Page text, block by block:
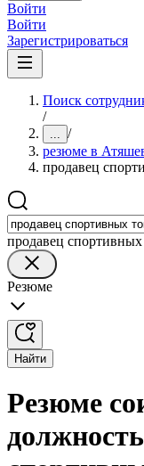
Войти
Войти
Зарегистрироваться
Поиск
/
... /
резюме в
продавец
продавец спортивных
Резюме
Найти
Резюме